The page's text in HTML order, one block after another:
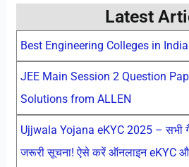
Latest
Best Engineering Colleges in
JEE Main Session 2 Question
Solutions from ALLEN
Ujjwala Yojana eKYC 2025 – सभी
जरूरी सूचना! ऐसे करें ऑनलाइन eKYC